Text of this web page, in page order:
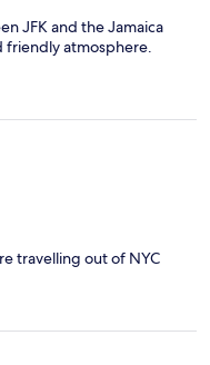
JFK and the Jamaica
friendly atmosphere.
travelling out of NYC